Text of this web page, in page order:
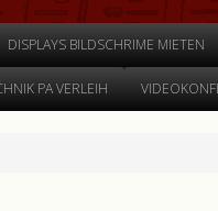
DISPLAYS BILDSCHRIME MIETEN
PA VERLEIH